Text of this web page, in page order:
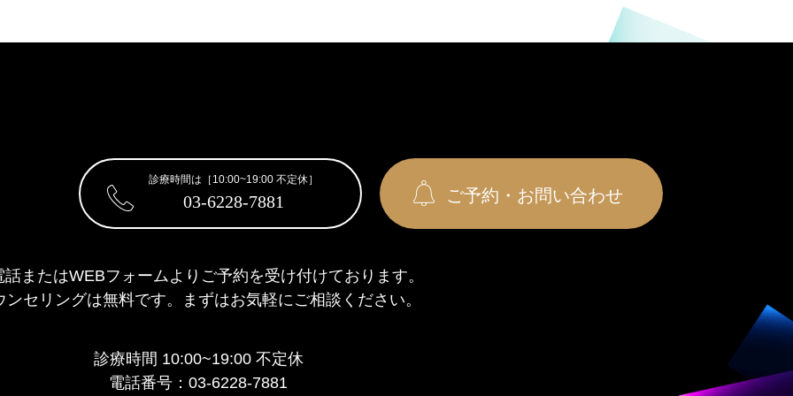
診療時間は［10:00~19:00 不定休］
03-6228-7881 ご予約・お問い合わせ
話またはWEBフォームより ご予約を受け付けております。
ンセリングは無料です。
まずはお気軽にご相談ください。
診療時間 10:00~19:00 不定休
電話番号：03-6228-7881